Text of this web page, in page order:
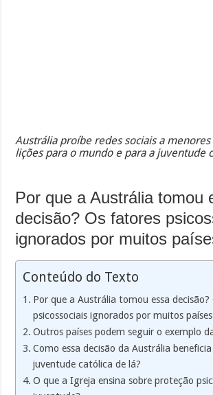
Austrália proíbe redes sociais a
lições para o mundo e para a juventude
Por que a Austrália tomou
decisão? Os fatores
ignorados por muitos
Conteúdo do Texto
Por que a Austrália tomou essa decisão?
psicossociais ignorados por muitos países
Outros países podem seguir o exemplo
Como essa decisão da Austrália
juventude católica de lá?
O que a Igreja ensina sobre proteção